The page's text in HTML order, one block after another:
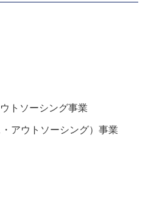
トソーシング事業
アウトソーシング）事業